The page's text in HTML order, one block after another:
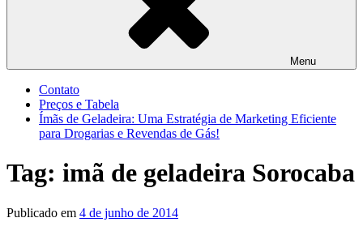
Menu
Contato
Preços e Tabela
Ímãs de Geladeira: Uma Estratégia de Marketing Eficiente
para Drogarias e Revendas de Gás!
Tag: imã de geladeira Sorocaba
Publicado em 4 de junho de 2014